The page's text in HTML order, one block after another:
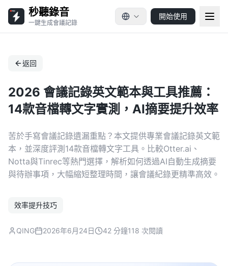
秒聽錄音
一鍵生成會議記錄
開始使用
返回
2026 會議記錄英文範本與工具推薦：
14款音檔轉文字實測，AI摘要提升效率
苦於手寫會議記錄遺漏重點？本文提供專業會議記錄英文範
本，並深度評測14款音檔轉文字工具。比較Otter.ai、
Notta與Tinrec等熱門選擇，解析如何透過AI自動生成摘要
與待辦事項，大幅縮短整理時間，讓會議紀錄更精準高效。
效率提升技巧
QING 2026年6月24日 42 分鐘118 次閱讀